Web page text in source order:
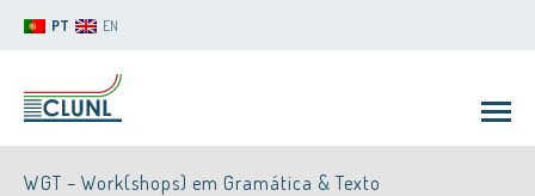
PT EN
WGT – Work(shops) em Gramática & Texto